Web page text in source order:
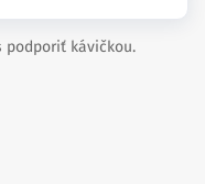
podporiť kávičkou.